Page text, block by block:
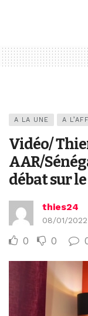
A LA UNE A
Vidéo/
AAR/
débat sur
thies24
08/01/
0 0